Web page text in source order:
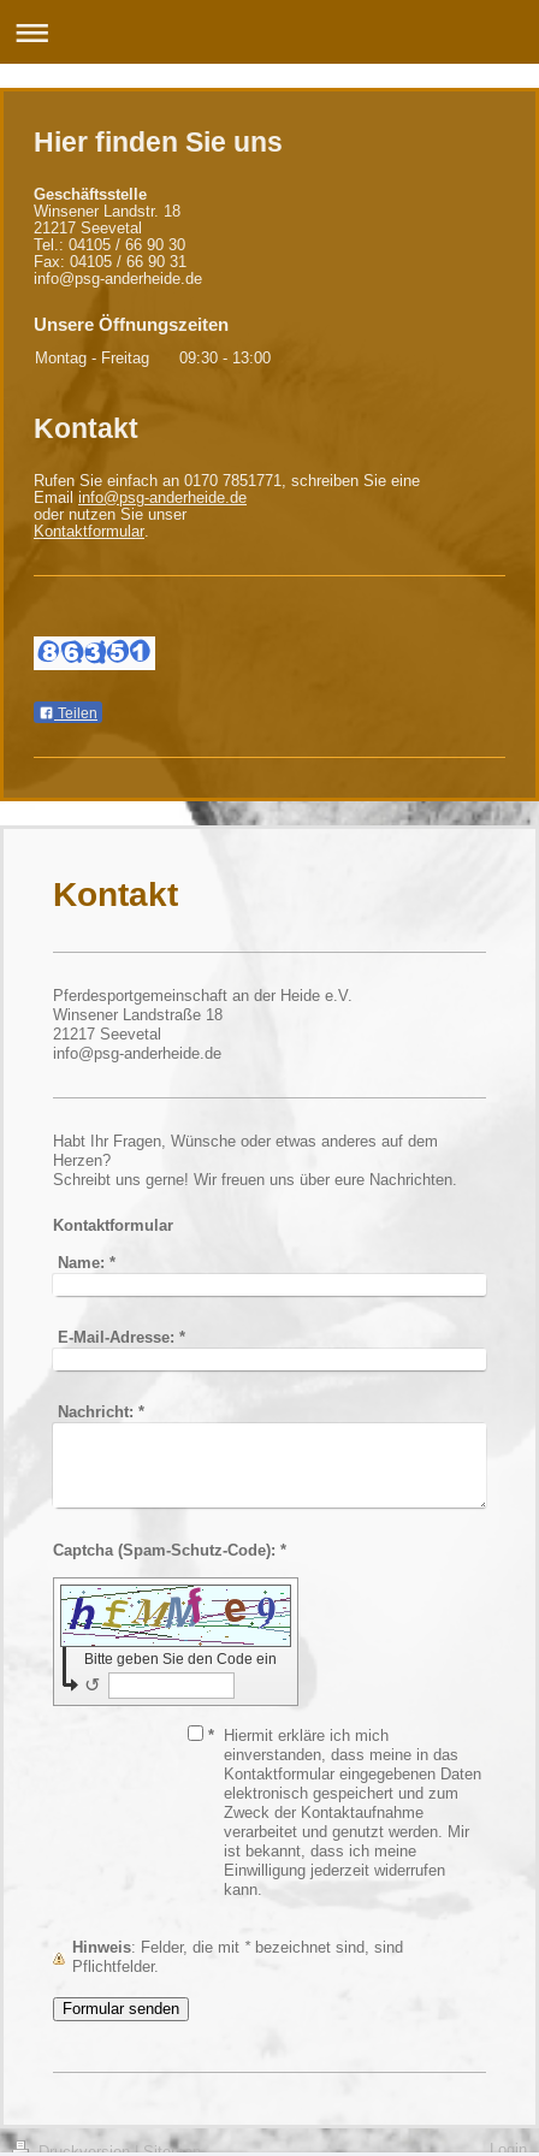
Hier finden Sie uns
Geschäftsstelle
Winsener Landstr. 18
21217 Seevetal
Tel.: 04105 / 66 90 30
Fax: 04105 / 66 90 31
info@psg-anderheide.de
Unsere Öffnungszeiten
Montag - Freitag 09:30 - 13:00
Kontakt
Rufen Sie einfach an 0170 7851771, schreiben Sie eine
Email info@psg-anderheide.de
oder nutzen Sie unser
Kontaktformular.
Teilen
Kontakt
Pferdesportgemeinschaft an der Heide e.V.
Winsener Landstraße 18
21217 Seevetal
info@psg-anderheide.de
Habt Ihr Fragen, Wünsche oder etwas anderes auf dem
Herzen?
Schreibt uns gerne! Wir freuen uns über eure Nachrichten.
Kontaktformular
Name: *
E-Mail-Adresse: *
Nachricht: *
Captcha (Spam-Schutz-Code): *
Bitte geben Sie den Code ein
↺
*
Hiermit erkläre ich mich
einverstanden, dass meine in das
Kontaktformular eingegebenen Daten
elektronisch gespeichert und zum
Zweck der Kontaktaufnahme
verarbeitet und genutzt werden. Mir
ist bekannt, dass ich meine
Einwilligung jederzeit widerrufen
kann.
Hinweis : Felder, die mit *bezeichnet sind, sind
Pflichtfelder.
Druckversion| Sitemap Login